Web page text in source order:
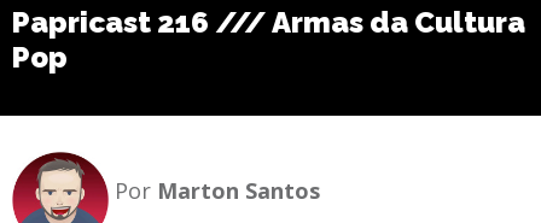
Papricast 216 /// Armas da Cultura
Pop
Por Marton Santos